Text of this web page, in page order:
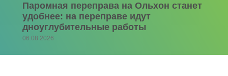
Паромная переправа на Ольхон станет
удобнее: на переправе идут
дноуглубительные работы
06.08.2026